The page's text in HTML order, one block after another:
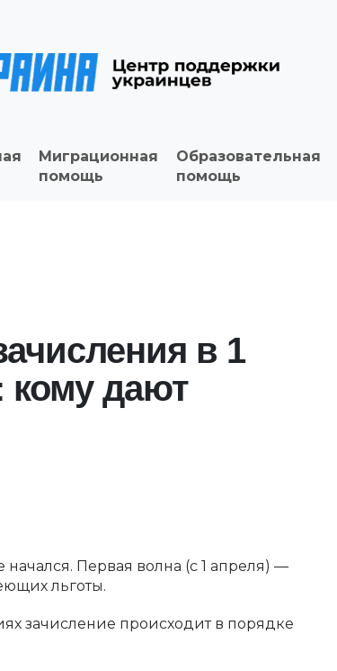
Миграционная
помощь
Образовательная
помощь
в 1
кому дают
Первая волна (с 1 апреля) —
льготы.
зачисление происходит в порядке